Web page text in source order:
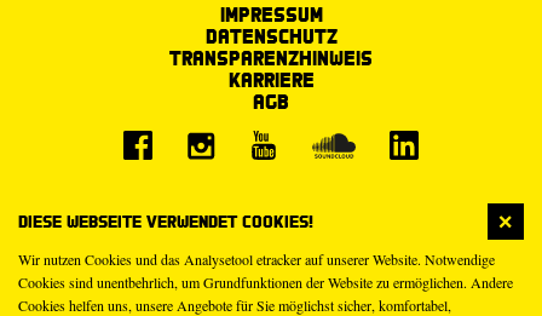
Diese Webseite verwendet Cookies!
Wir nutzen Cookies und das Analysetool etracker auf unserer Website. Notwendige
Cookies sind unentbehrlich, um Grundfunktionen der Website zu ermöglichen. Andere
Cookies helfen uns, unsere Angebote für Sie möglichst sicher, komfortabel,
Impressum
Datenschutz
Transparenzhinweis
Karriere
AGB